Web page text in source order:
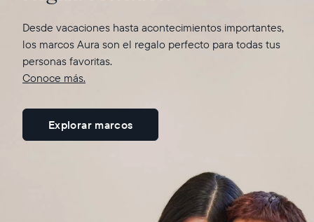
nuevas funciones.
subir fotos y videos, y que el destinatario disfrute una
experiencia encantadora al abrir el paquete.
Más información aquí
Desde vacaciones hasta acontecimientos importantes,
los marcos Aura son el regalo perfecto para todas tus
personas favoritas.
Conoce más.
Explorar marcos